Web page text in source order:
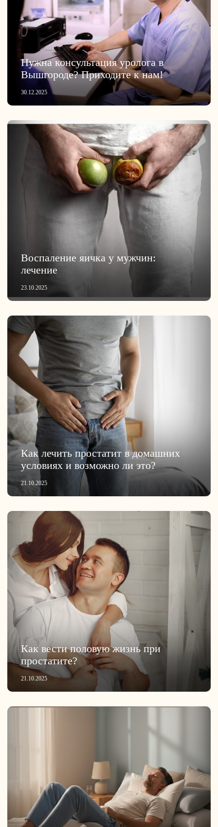
Нужна консультация уролога в
Вышгороде? Приходите к нам!
30.12.2025
Воспаление яичка у мужчин:
лечение
23.10.2025
Как лечить простатит в домашних
условиях и возможно ли это?
21.10.2025
Как вести половую жизнь при
простатите?
21.10.2025